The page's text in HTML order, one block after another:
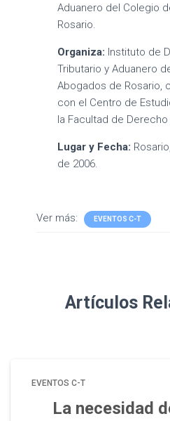
Aduanero del Colegio
Rosario.
Organiza: Instituto de
Tributario y Aduanero
Abogados de Rosario,
con el Centro de
la Facultad de Derecho
Lugar y Fecha:
de 2006.
Ver más: EVENTOS C-T
Artículos
EVENTOS C-T
La necesidad